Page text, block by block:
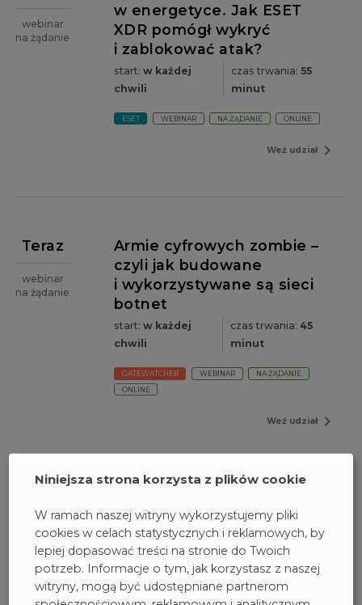
webinar
na żądanie
w energetyce. Jak ESET
XDR pomógł wykryć
i zablokować atak?
start: w każdej
chwili
czas trwania:55
minut
ESET WEBINAR NA ŻĄDANIE ONLINE
Weź udziałnavigate_next
Teraz
webinar
na żądanie
Armie cyfrowych zombie –
czyli jak budowane
i wykorzystywane są sieci
botnet
start: w każdej
chwili
czas trwania:45
minut
GATEWATCHER WEBINAR
NA ŻĄDANIE
ONLINE
Weź udziałnavigate_next
Teraz
webinar
na żądanie
Ataki na e-mail w 2025 -
czego nie wiesz, a co może
Cię kosztować miliony?
start:
w każdej
chwili
czas trwania:
Niniejsza strona korzysta z plików cookie
W ramach naszej witryny wykorzystujemy pliki
cookies w celach statystycznych i reklamowych, by
lepiej dopasować treści na stronie do Twoich
potrzeb. Informacje o tym, jak korzystasz z naszej
witryny, mogą być udostępniane partnerom